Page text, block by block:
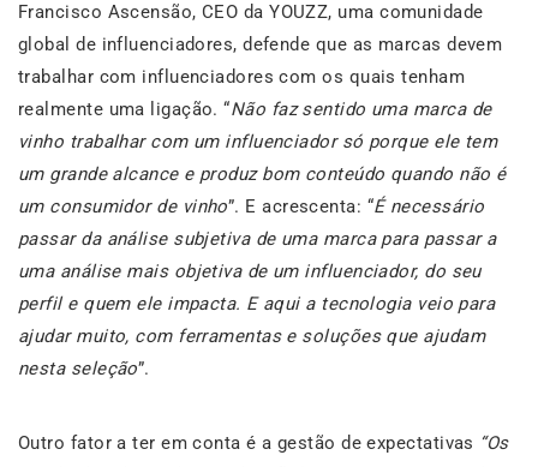
Francisco Ascensão, CEO da YOUZZ, uma comunidade
global de influenciadores, defende que as marcas devem
trabalhar com influenciadores com os quais tenham
realmente uma ligação. “Não faz sentido uma marca de
vinho trabalhar com um influenciador só porque ele tem
um grande alcance e produz bom conteúdo quando não é
um consumidor de vinho”. E acrescenta: “É necessário
passar da análise subjetiva de uma marca para passar a
uma análise mais objetiva de um influenciador, do seu
perfil e quem ele impacta. E aqui a tecnologia veio para
ajudar muito, com ferramentas e soluções que ajudam
nesta seleção”.
Outro fator a ter em conta é a gestão de expectativas “Os